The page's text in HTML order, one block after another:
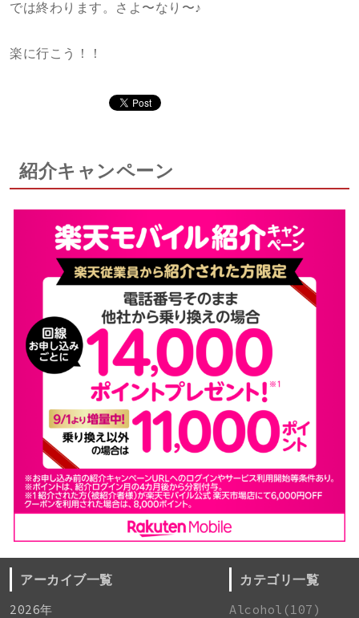
では終わります。さよ〜なり〜♪
楽に行こう！！
紹介キャンペーン
アーカイブ一覧
2026年
カテゴリ一覧
Alcohol(107)